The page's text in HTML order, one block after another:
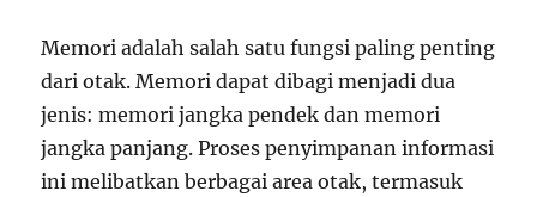
Memori adalah salah satu fungsi paling penting
dari otak. Memori dapat dibagi menjadi dua
jenis: memori jangka pendek dan memori
jangka panjang. Proses penyimpanan informasi
ini melibatkan berbagai area otak, termasuk